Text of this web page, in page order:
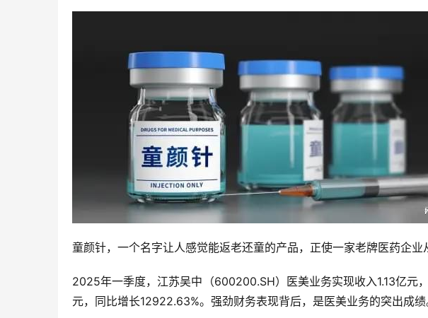
童颜针，一个名字让人感觉能返老还童的产品，正使一家老牌医药企业
2025年一季度，江苏吴中（600200.SH）医美业务实现收入1.13亿元
元，同比增长12922.63%。强劲财务表现背后，是医美业务的突出成绩